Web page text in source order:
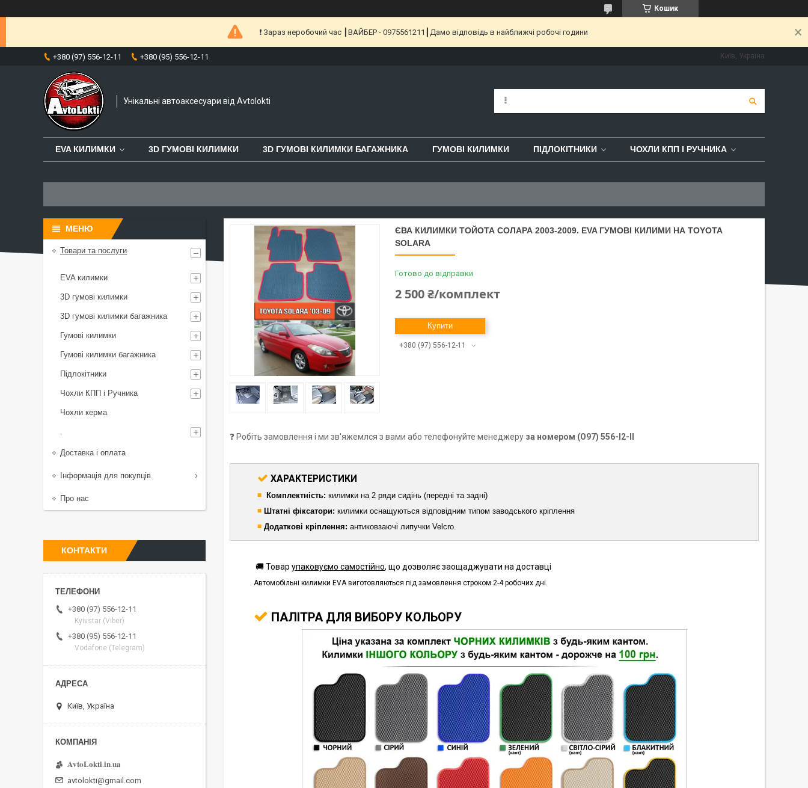
Кошик
❗️ Зараз неробочий час ┃ВАЙБЕР - 0975561211┃Дамо відповідь в найближчі робочі години
+380 (97) 556-12-11 +380 (95) 556-12-11 Київ, Україна
Унікальні автоаксесуари від Avtolokti
EVA КИЛИМКИ 3D ГУМОВІ КИЛИМКИ 3D ГУМОВІ КИЛИМКИ БАГАЖНИКА ГУМОВІ КИЛИМКИ ПІДЛОКІТНИКИ ЧОХЛИ КПП І РУЧНИКА
ЄВА КИЛИМКИ ТОЙОТА СОЛАРА 2003-2009. EVA ГУМОВІ КИЛИМИ НА TOYOTA
SOLARA
Готово до відправки
2 500 ₴/комплект
Купити
+380 (97) 556-12-11
❓ Робіть замовлення і ми зв'яжемлся з вами або телефонуйте менеджеру за номером (О97) 556-I2-II
ХАРАКТЕРИСТИКИ
◾ Комплектність: килимки на 2 ряди сидінь (передні та задні)
◾ Штатні фіксатори: килимки оснащуються відповідним типом заводського кріплення
◾ Додаткові кріплення: антиковзаючі липучки Velcro.
🚚 Товар упаковуємо самостійно, що дозволяє заощаджувати на доставці
Автомобільні килимки EVA виготовляються під замовлення строком 2-4 робочих дні.
ПАЛІТРА ДЛЯ ВИБОРУ КОЛЬОРУ
Товари та послуги
EVA килимки
3D гумові килимки
3D гумові килимки багажника
Гумові килимки
Гумові килимки багажника
Підлокітники
Чохли КПП і Ручника
Чохли керма
.
Доставка і оплата
Інформація для покупців
Про нас
КОНТАКТИ
+380 (97) 556-12-11
Kyivstar (Viber)
+380 (95) 556-12-11
Vodafone (Telegram)
Київ, Україна
𝐀𝐯𝐭𝐨𝐋𝐨𝐤𝐭𝐢.𝐢𝐧.𝐮𝐚
avtolokti@gmail.com